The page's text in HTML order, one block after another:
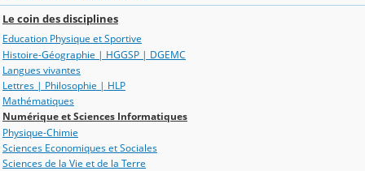
Le coin des disciplines
Education Physique et Sportive
Histoire-Géographie | HGGSP | DGEMC
Langues vivantes
Lettres | Philosophie | HLP
Mathématiques
Numérique et Sciences Informatiques
Physique-Chimie
Sciences Economiques et Sociales
Sciences de la Vie et de la Terre